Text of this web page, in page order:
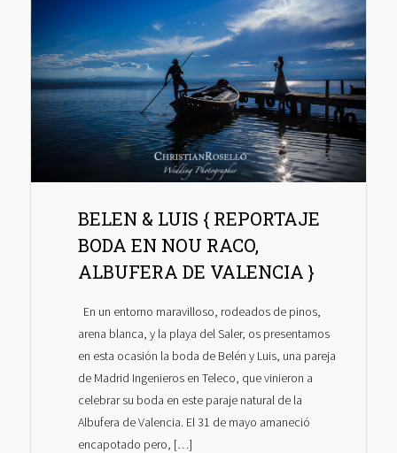
BELEN & LUIS { REPORTAJE
BODA EN NOU RACO,
ALBUFERA DE VALENCIA }
En un entorno maravilloso, rodeados de pinos,
arena blanca, y la playa del Saler, os presentamos
en esta ocasión la boda de Belén y Luis, una pareja
de Madrid Ingenieros en Teleco, que vinieron a
celebrar su boda en este paraje natural de la
Albufera de Valencia. El 31 de mayo amaneció
encapotado pero, […]